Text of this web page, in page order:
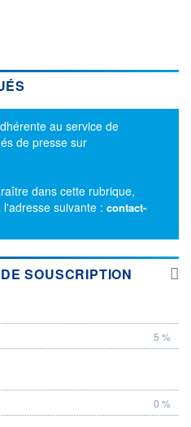
au service de
de presse sur
dans cette rubrique,
suivante : contact-
SOUSCRIPTION
5 %
0 %